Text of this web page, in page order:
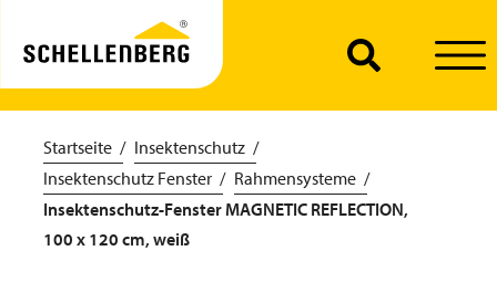
Startseite
Insektenschutz
Insektenschutz Fenster
Rahmensysteme
Insektenschutz-Fenster MAGNETIC REFLECTION,
100 x 120 cm, weiß